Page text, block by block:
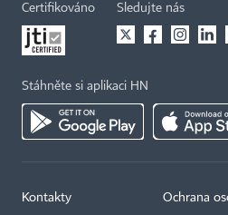
Certifikováno Sledujte nás
Stáhněte si aplikaci HN
Kontakty Ochrana